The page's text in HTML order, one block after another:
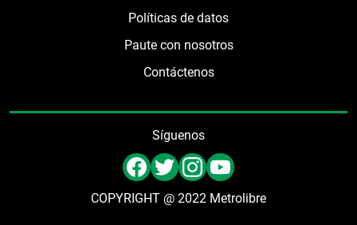
Políticas de datos
Paute con nosotros
Contáctenos
Síguenos
COPYRIGHT @ 2022 Metrolibre